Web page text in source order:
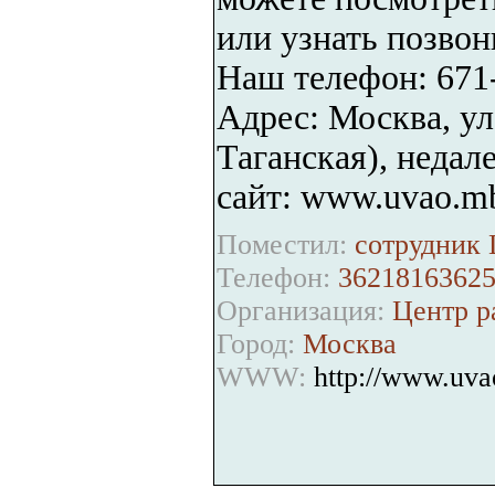
или узнать
Наш телефон:
Адрес: Москва,
Таганская),
сайт:
Поместил: сотрудник
Телефон:
Организация: Центр
Город: Москва
WWW: http://